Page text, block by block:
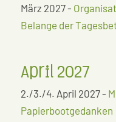
März 2027 -
Belange der
April 2027
2./3./4. April 2027 -
Papierbootgedanken